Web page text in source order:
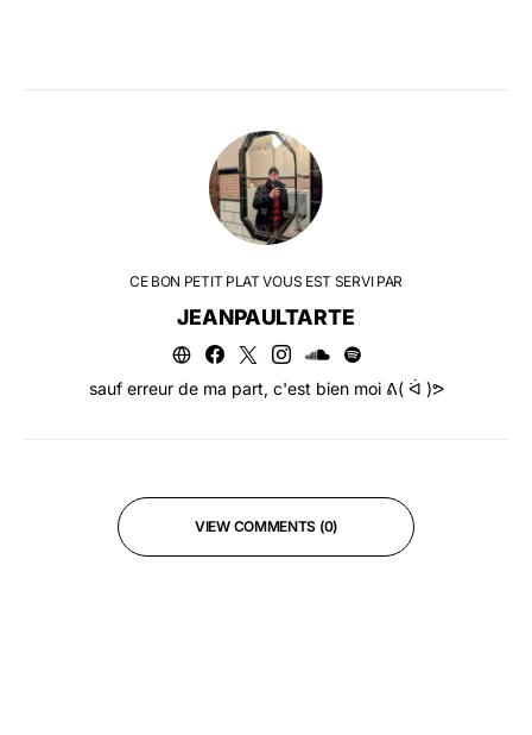
CE BON PETIT PLAT VOUS EST SERVI PAR
JEANPAULTARTE
sauf erreur de ma part, c'est bien moi ᕕ( ᐛ )ᕗ
VIEW COMMENTS (0)